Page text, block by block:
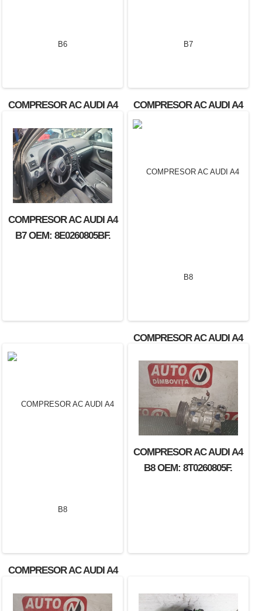
COMPRESOR AC AUDI A4
COMPRESOR AC AUDI A4
COMPRESOR AC AUDI A4
B7 OEM: 8E0260805BF.
COMPRESOR AC AUDI A4
COMPRESOR AC AUDI A4
COMPRESOR AC AUDI A4
B8 OEM: 8T0260805F.